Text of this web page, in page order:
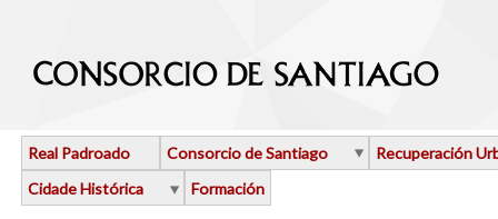
Real Padroado Consorcio de Santiago
Recuperación
Cidade Histórica
Formación